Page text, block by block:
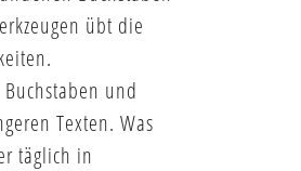
übt die
und
Texten. Was
täglich in